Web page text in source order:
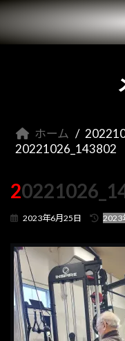
コ
テ
ナ
ゲ
ホーム
20221026_143802
2023年6月25日
最
日
時
:
2023